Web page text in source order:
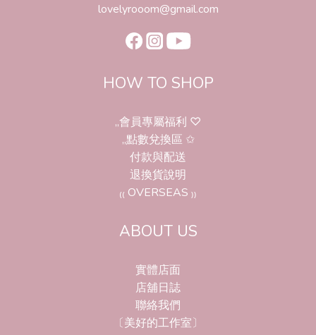
lovelyrooom@gmail.com
HOW TO SHOP
,,會員專屬福利 ♡
,,點數兌換區 ✩
付款與配送
退換貨說明
₍₍ OVERSEAS ₎₎
ABOUT US
實體店面
店舖日誌
聯絡我們
〔美好的工作室〕